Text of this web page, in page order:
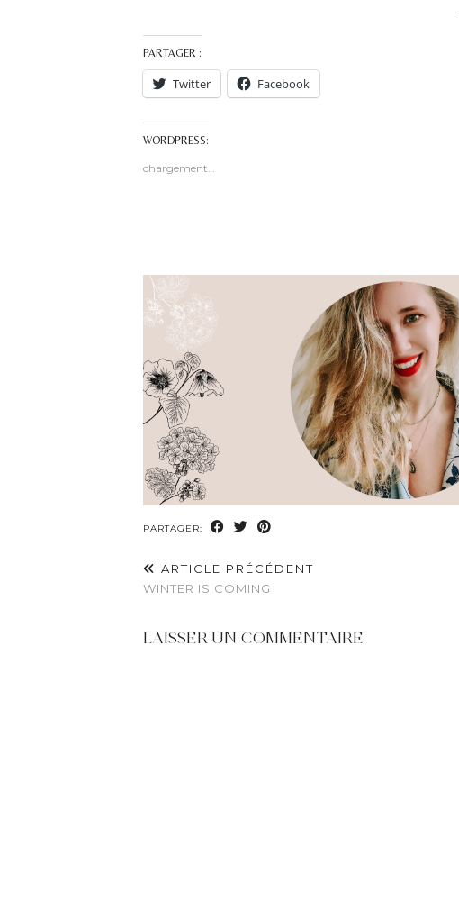
PARTAGER :
Twitter Facebook
WORDPRESS:
chargement…
PARTAGER:
ARTICLE PRÉCÉDENT
WINTER IS COMING
LAISSER UN COMMENTAIRE